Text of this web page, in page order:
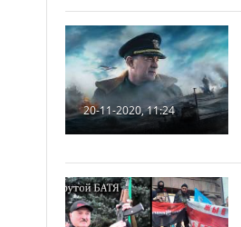
20-11-2020, 11:24